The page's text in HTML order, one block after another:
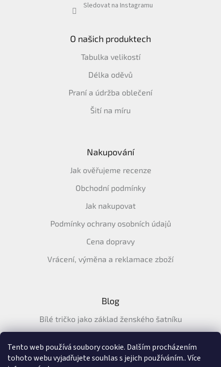
Tento web používá soubory cookie. Dalším procházením
tohoto webu vyjadřujete souhlas s jejich používáním.. Více
Sledovat na Instagramu
O našich produktech
Tabulka velikostí
Délka oděvů
Praní a údržba oblečení
Šití na míru
Nakupování
Jak ověřujeme recenze
Obchodní podmínky
Jak nakupovat
Podmínky ochrany osobních údajů
Cena dopravy
Vrácení, výměna a reklamace zboží
Blog
Bílé tričko jako základ ženského šatníku
tričko na léto
Průvodce letními šaty: pohodlné, vzdušné a ženské šaty na